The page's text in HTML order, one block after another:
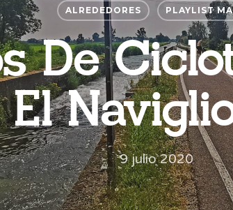
ALREDEDORES PLAYLIST
De
9 julio 2020